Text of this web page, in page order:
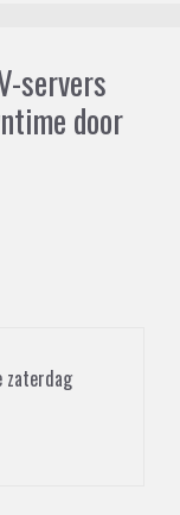
servers
door
zaterdag